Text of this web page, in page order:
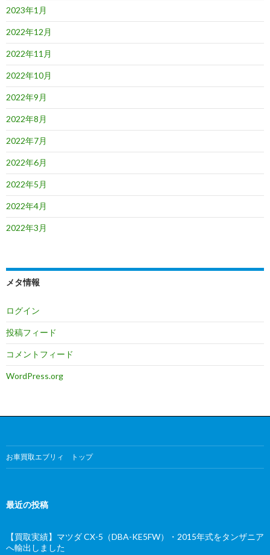
2023年1月
2022年12月
2022年11月
2022年10月
2022年9月
2022年8月
2022年7月
2022年6月
2022年5月
2022年4月
2022年3月
メタ情報
ログイン
投稿フィード
コメントフィード
WordPress.org
お車買取エブリィ トップ
最近の投稿
【買取実績】マツダ CX-5（DBA-KE5FW）・2015年式をタンザニア
へ輸出しました